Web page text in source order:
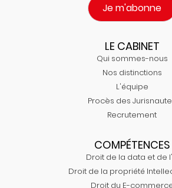
Je m'abonne
LE CABINET
Qui sommes-nous
Nos distinctions
L'équipe
Procès des
Recrutement
COMPÉTENCES
Droit de la data et de
Droit de la propriété
Droit du E-